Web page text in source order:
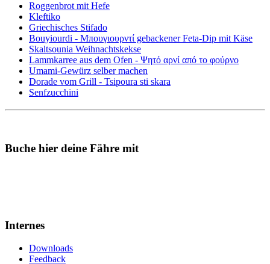
Roggenbrot mit Hefe
Kleftiko
Griechisches Stifado
Bouyiourdi - Μπουγιουρντί gebackener Feta-Dip mit Käse
Skaltsounia Weihnachtskekse
Lammkarree aus dem Ofen - Ψητό αρνί από το φούρνο
Umami-Gewürz selber machen
Dorade vom Grill - Tsipoura sti skara
Senfzucchini
Buche hier deine Fähre mit
Internes
Downloads
Feedback